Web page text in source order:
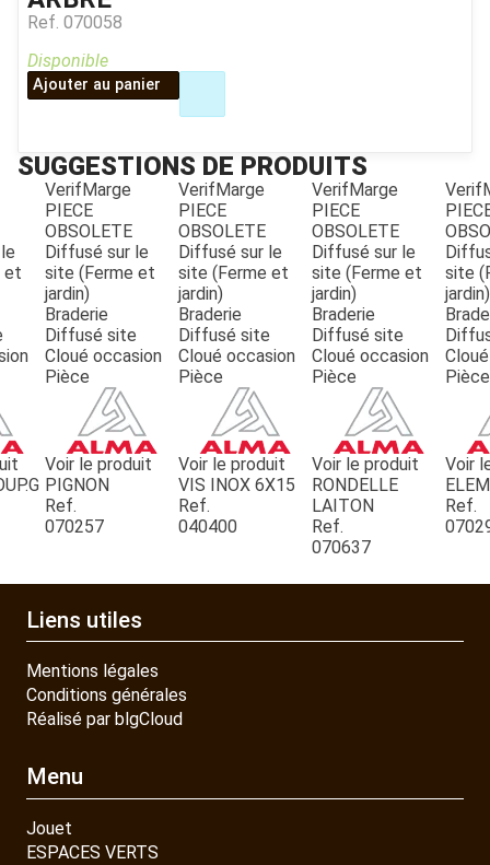
JOUET
ESPACES VERTS
QUAD SSV UTV
PIECES DETACHEES
CONTACT
Ref. 070058
Disponible
Ajouter au panier
SUGGESTIONS DE PRODUITS
et
VerifMarge
PIECE
OBSOLETE
Diffusé sur le
site (Ferme et
jardin)
Braderie
Diffusé site
Cloué occasion
Pièce
Voir le produit
PIGNON
Ref.
070257
VerifMarge
PIECE
OBSOLETE
Diffusé sur le
site (Ferme et
jardin)
Braderie
Diffusé site
Cloué occasion
Pièce
Voir le produit
VIS INOX 6X15
Ref.
040400
VerifMarge
PIECE
OBSOLETE
Diffusé sur le
site (Ferme et
jardin)
Braderie
Diffusé site
Cloué occasion
Pièce
Voir le produit
RONDELLE
LAITON
Ref.
070637
site
jardin)
Pièce
Voir
Ref.
Liens utiles
Mentions légales
Conditions générales
Réalisé par blgCloud
Menu
Jouet
ESPACES VERTS